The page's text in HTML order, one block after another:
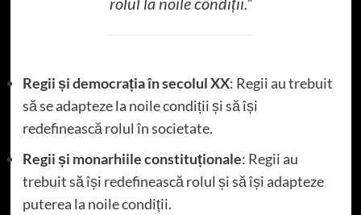
Regii și democrația în secolul XX: Regii au trebuit
să se adapteze la noile condiții și să își
redefinească rolul în societate.
Regii și monarhiile constituționale: Regii au
trebuit să își redefinească rolul și să își adapteze
puterea la noile condiții.